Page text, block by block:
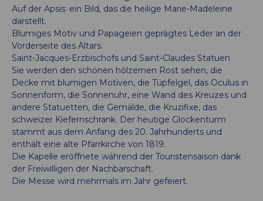
Auf der Apsis: ein Bild, das die heilige Marie-Madeleine
darstellt.
Blumiges Motiv und Papageien geprägtes Leder an der
Vorderseite des Altars.
Saint-Jacques-Erzbischofs und Saint-Claudes Statuen
Sie werden den schönen hölzernen Rost sehen, die
Decke mit blumigen Motiven, die Tüpfelgel, das Oculus in
Sonnenform, die Sonnenuhr, eine Wand des Kreuzes und
andere Statuetten, die Gemälde, die Kruzifixe, das
schweizer Kiefernschrank. Der heutige Glockenturm
stammt aus dem Anfang des 20. Jahrhunderts und
enthält eine alte Pfarrkirche von 1819.
Die Kapelle eröffnete während der Touristensaison dank
der Freiwilligen der Nachbarschaft.
Die Messe wird mehrmals im Jahr gefeiert.